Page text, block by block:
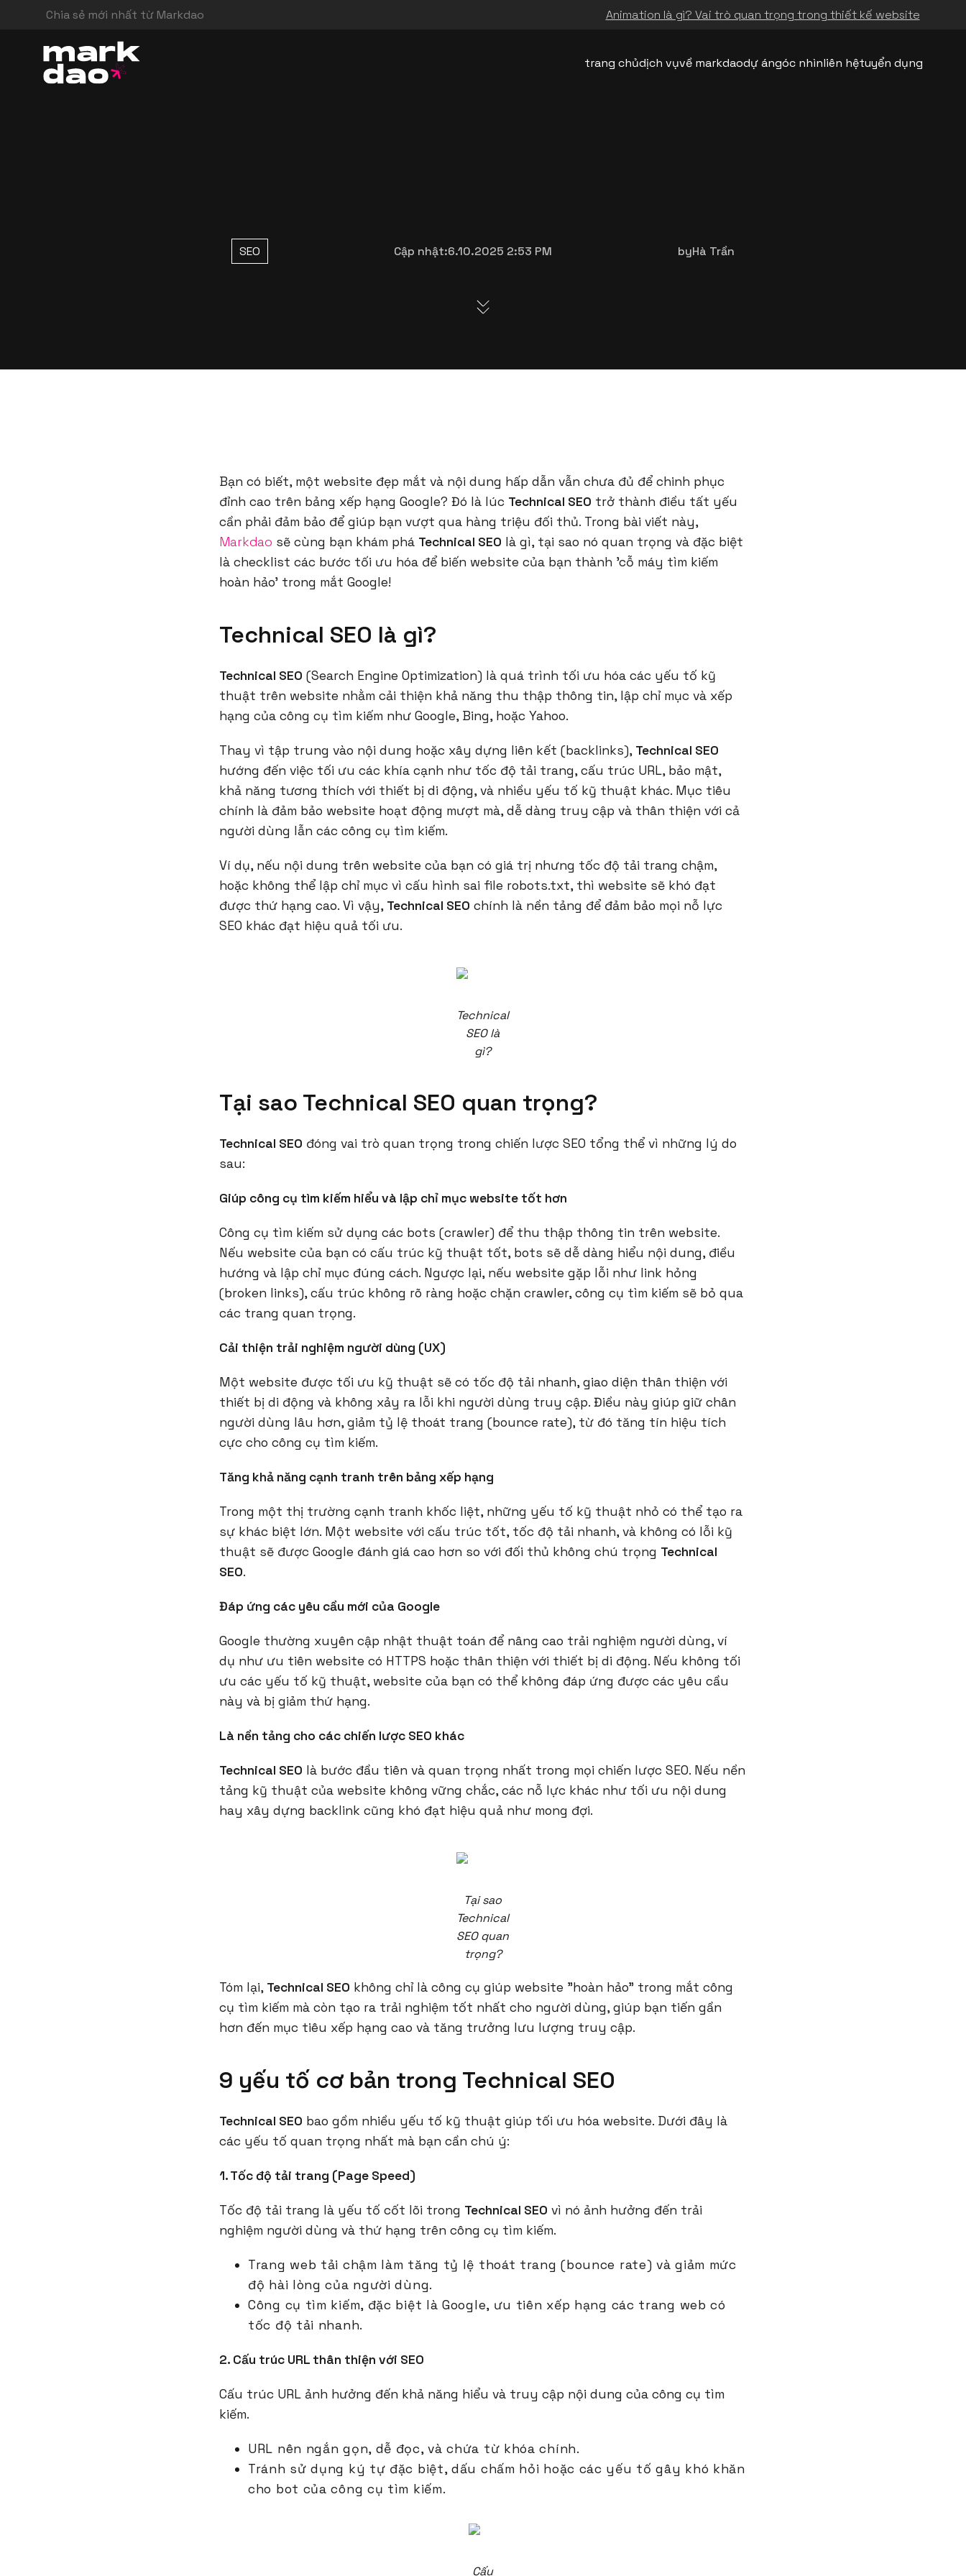
Chia sẻ mới nhất từ Markdao Animation là gì? Vai trò quan trọng trong thiết kế website
trang chủdịch vụvề markdaodự ángóc nhìnliên hệtuyển dụng
SEO Cập nhật:6.10.2025 2:53 PM byHà Trần
Bạn có biết, một website đẹp mắt và nội dung hấp dẫn vẫn chưa đủ để chinh phục
đỉnh cao trên bảng xếp hạng Google? Đó là lúc Technical SEO trở thành điều tất yếu
cần phải đảm bảo để giúp bạn vượt qua hàng triệu đối thủ. Trong bài viết này,
Markdao sẽ cùng bạn khám phá Technical SEO là gì, tại sao nó quan trọng và đặc biệt
là checklist các bước tối ưu hóa để biến website của bạn thành 'cỗ máy tìm kiếm
hoàn hảo' trong mắt Google!
Technical SEO là gì?
Technical SEO (Search Engine Optimization) là quá trình tối ưu hóa các yếu tố kỹ
thuật trên website nhằm cải thiện khả năng thu thập thông tin, lập chỉ mục và xếp
hạng của công cụ tìm kiếm như Google, Bing, hoặc Yahoo.
Thay vì tập trung vào nội dung hoặc xây dựng liên kết (backlinks), Technical SEO
hướng đến việc tối ưu các khía cạnh như tốc độ tải trang, cấu trúc URL, bảo mật,
khả năng tương thích với thiết bị di động, và nhiều yếu tố kỹ thuật khác. Mục tiêu
chính là đảm bảo website hoạt động mượt mà, dễ dàng truy cập và thân thiện với cả
người dùng lẫn các công cụ tìm kiếm.
Ví dụ, nếu nội dung trên website của bạn có giá trị nhưng tốc độ tải trang chậm,
hoặc không thể lập chỉ mục vì cấu hình sai file robots.txt, thì website sẽ khó đạt
được thứ hạng cao. Vì vậy, Technical SEO chính là nền tảng để đảm bảo mọi nỗ lực
SEO khác đạt hiệu quả tối ưu.
Technical
SEO là
gì?
Tại sao Technical SEO quan trọng?
Technical SEO đóng vai trò quan trọng trong chiến lược SEO tổng thể vì những lý do
sau:
Giúp công cụ tìm kiếm hiểu và lập chỉ mục website tốt hơn
Công cụ tìm kiếm sử dụng các bots (crawler) để thu thập thông tin trên website.
Nếu website của bạn có cấu trúc kỹ thuật tốt, bots sẽ dễ dàng hiểu nội dung, điều
hướng và lập chỉ mục đúng cách. Ngược lại, nếu website gặp lỗi như link hỏng
(broken links), cấu trúc không rõ ràng hoặc chặn crawler, công cụ tìm kiếm sẽ bỏ qua
các trang quan trọng.
Cải thiện trải nghiệm người dùng (UX)
Một website được tối ưu kỹ thuật sẽ có tốc độ tải nhanh, giao diện thân thiện với
thiết bị di động và không xảy ra lỗi khi người dùng truy cập. Điều này giúp giữ chân
người dùng lâu hơn, giảm tỷ lệ thoát trang (bounce rate), từ đó tăng tín hiệu tích
cực cho công cụ tìm kiếm.
Tăng khả năng cạnh tranh trên bảng xếp hạng
Trong một thị trường cạnh tranh khốc liệt, những yếu tố kỹ thuật nhỏ có thể tạo ra
sự khác biệt lớn. Một website với cấu trúc tốt, tốc độ tải nhanh, và không có lỗi kỹ
thuật sẽ được Google đánh giá cao hơn so với đối thủ không chú trọng Technical
SEO.
Đáp ứng các yêu cầu mới của Google
Google thường xuyên cập nhật thuật toán để nâng cao trải nghiệm người dùng, ví
dụ như ưu tiên website có HTTPS hoặc thân thiện với thiết bị di động. Nếu không tối
ưu các yếu tố kỹ thuật, website của bạn có thể không đáp ứng được các yêu cầu
này và bị giảm thứ hạng.
Là nền tảng cho các chiến lược SEO khác
Technical SEO là bước đầu tiên và quan trọng nhất trong mọi chiến lược SEO. Nếu nền
tảng kỹ thuật của website không vững chắc, các nỗ lực khác như tối ưu nội dung
hay xây dựng backlink cũng khó đạt hiệu quả như mong đợi.
Tại sao
Technical
SEO quan
trọng?
Tóm lại, Technical SEO không chỉ là công cụ giúp website "hoàn hảo" trong mắt công
cụ tìm kiếm mà còn tạo ra trải nghiệm tốt nhất cho người dùng, giúp bạn tiến gần
hơn đến mục tiêu xếp hạng cao và tăng trưởng lưu lượng truy cập.
9 yếu tố cơ bản trong Technical SEO
Technical SEO bao gồm nhiều yếu tố kỹ thuật giúp tối ưu hóa website. Dưới đây là
các yếu tố quan trọng nhất mà bạn cần chú ý:
1. Tốc độ tải trang (Page Speed)
Tốc độ tải trang là yếu tố cốt lõi trong Technical SEO vì nó ảnh hưởng đến trải
nghiệm người dùng và thứ hạng trên công cụ tìm kiếm.
Trang web tải chậm làm tăng tỷ lệ thoát trang (bounce rate) và giảm mức
độ hài lòng của người dùng.
Công cụ tìm kiếm, đặc biệt là Google, ưu tiên xếp hạng các trang web có
tốc độ tải nhanh.
2. Cấu trúc URL thân thiện với SEO
Cấu trúc URL ảnh hưởng đến khả năng hiểu và truy cập nội dung của công cụ tìm
kiếm.
URL nên ngắn gọn, dễ đọc, và chứa từ khóa chính.
Tránh sử dụng ký tự đặc biệt, dấu chấm hỏi hoặc các yếu tố gây khó khăn
cho bot của công cụ tìm kiếm.
Cấu